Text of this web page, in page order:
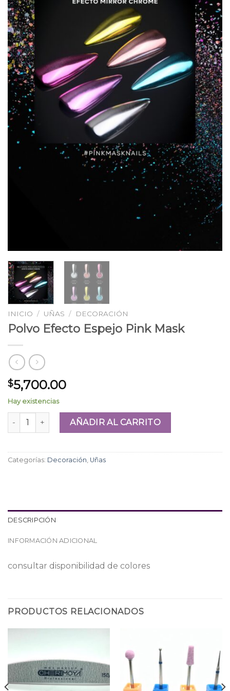
INICIO / UÑAS / DECORACIÓN
Polvo Efecto Espejo Pink Mask
$5,700.00
Hay existencias
Polvo Efecto Espejo Pink Mask cantidad
AÑADIR AL CARRITO
Categorías: Decoración Uñas
DESCRIPCIÓN
INFORMACIÓN ADICIONAL
consultar disponibilidad de colores
PRODUCTOS RELACIONADOS